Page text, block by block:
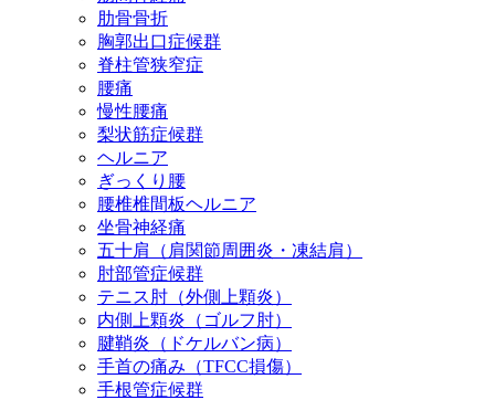
肋骨骨折
胸郭出口症候群
脊柱管狭窄症
腰痛
慢性腰痛
梨状筋症候群
ヘルニア
ぎっくり腰
腰椎椎間板ヘルニア
坐骨神経痛
五十肩（肩関節周囲炎・凍結肩）
肘部管症候群
テニス肘（外側上顆炎）
内側上顆炎（ゴルフ肘）
腱鞘炎（ドケルバン病）
手首の痛み（TFCC損傷）
手根管症候群